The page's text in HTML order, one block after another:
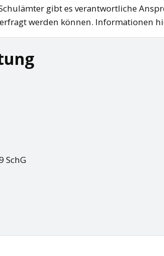
gibt es verantwortliche
werden können. Informationen
SchG